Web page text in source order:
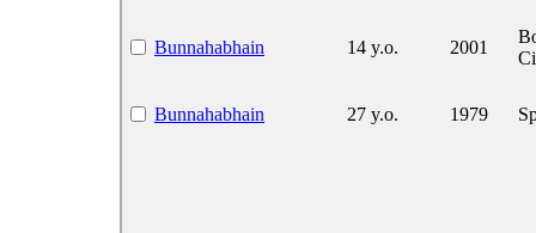
Bunnahabhain 14 y.o. 2001
Bunnahabhain 27 y.o. 1979